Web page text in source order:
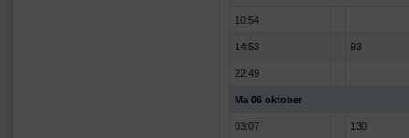
10:54
14:53 93
22:49
Ma 06 oktober
03:07 130